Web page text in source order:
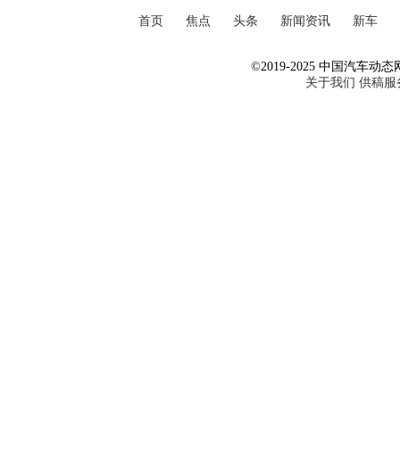
首页 焦点 头条 新闻资讯 新车
©2019-2025 中国汽车动态
关于我们 供稿服